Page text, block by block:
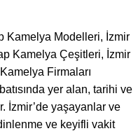
yer alan, tarihi ve
İzmir’de yaşayanlar ve
ve keyifli vakit